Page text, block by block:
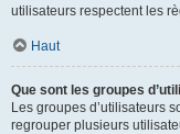
utilisateurs respectent les
Haut
Que sont les groupes
Les groupes d’utilisateurs
regrouper plusieurs